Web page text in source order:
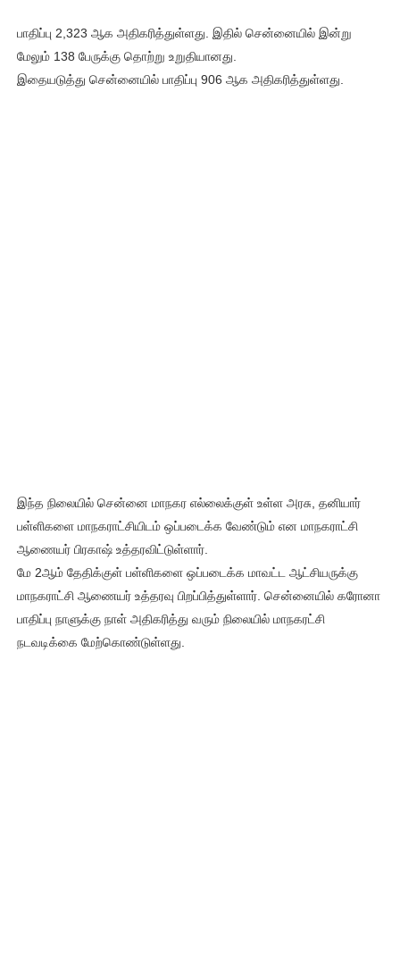
பாதிப்பு 2,323 ஆக அதிகரித்துள்ளது. இதில் சென்னையில் இன்று
மேலும் 138 பேருக்கு தொற்று உறுதியானது.
இதையடுத்து சென்னையில் பாதிப்பு 906 ஆக அதிகரித்துள்ளது.
இந்த நிலையில் சென்னை மாநகர எல்லைக்குள் உள்ள அரசு, தனியார்
பள்ளிகளை மாநகராட்சியிடம் ஒப்படைக்க வேண்டும் என மாநகராட்சி
ஆணையர் பிரகாஷ் உத்தரவிட்டுள்ளார்.
மே 2ஆம் தேதிக்குள் பள்ளிகளை ஒப்படைக்க மாவட்ட ஆட்சியருக்கு
மாநகராட்சி ஆணையர் உத்தரவு பிறப்பித்துள்ளார். சென்னையில் கரோனா
பாதிப்பு நாளுக்கு நாள் அதிகரித்து வரும் நிலையில் மாநகரட்சி
நடவடிக்கை மேற்கொண்டுள்ளது.